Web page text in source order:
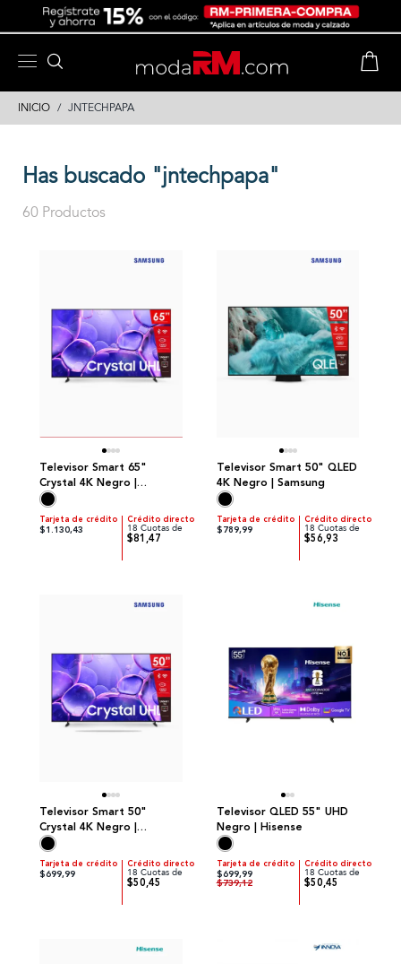
INICIO JNTECHPAPA
Has buscado "jntechpapa"
60 Productos
Televisor Smart 65"
Crystal 4K Negro |
Samsung
Tarjeta de crédito
$1.130,43
Crédito directo
18 Cuotas de
$81,47
Televisor Smart 50" QLED
4K Negro | Samsung
Tarjeta de crédito
$789,99
Crédito directo
18 Cuotas de
$56,93
Televisor Smart 50"
Crystal 4K Negro |
Samsung
Tarjeta de crédito
$699,99
Crédito directo
18 Cuotas de
$50,45
Televisor QLED 55" UHD
Negro | Hisense
Tarjeta de crédito
$699,99
$739,12
Crédito directo
18 Cuotas de
$50,45